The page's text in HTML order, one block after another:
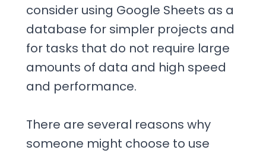
consider using Google Sheets as a
database for simpler projects and
for tasks that do not require large
amounts of data and high speed
and performance.
There are several reasons why
someone might choose to use